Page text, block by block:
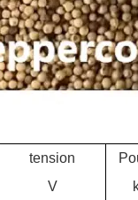
tension
V